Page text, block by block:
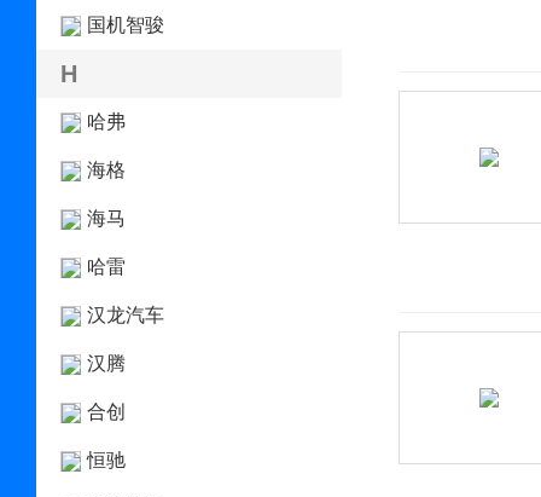
国机智骏
H
哈弗
海格
海马
哈雷
汉龙汽车
汉腾
合创
恒驰